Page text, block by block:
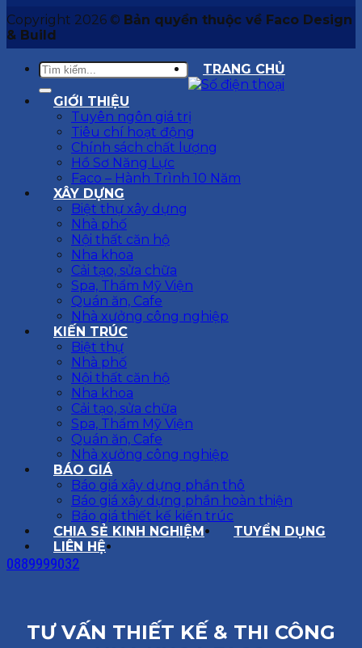
Copyright 2026 © Bản quyền thuộc về Faco Design
& Build
TRANG CHỦ
GIỚI THIỆU
Tuyên ngôn giá trị
Tiêu chí hoạt động
Chính sách chất lượng
Hồ Sơ Năng Lực
Faco – Hành Trình 10 Năm
XÂY DỰNG
Biệt thự xây dựng
Nhà phố
Nội thất căn hộ
Nha khoa
Cải tạo, sửa chữa
Spa, Thẩm Mỹ Viện
Quán ăn, Cafe
Nhà xưởng công nghiệp
KIẾN TRÚC
Biệt thự
Nhà phố
Nội thất căn hộ
Nha khoa
Cải tạo, sửa chữa
Spa, Thẩm Mỹ Viện
Quán ăn, Cafe
Nhà xưởng công nghiệp
BÁO GIÁ
Báo giá xây dựng phần thô
Báo giá xây dựng phần hoàn thiện
Báo giá thiết kế kiến trúc
CHIA SẺ KINH NGHIỆM
TUYỂN DỤNG
LIÊN HỆ
0889999032
TƯ VẤN THIẾT KẾ & THI CÔNG